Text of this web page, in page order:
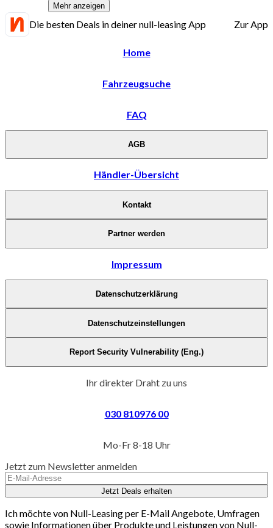
Mehr anzeigen
Die besten Deals in deiner null-leasing App Zur App
Home
Fahrzeugsuche
FAQ
AGB
Händler-Übersicht
Kontakt
Partner werden
Impressum
Datenschutzerklärung
Datenschutzeinstellungen
Report Security Vulnerability (Eng.)
Ihr direkter Draht zu uns
030 810976 00
Mo-Fr 8-18 Uhr
Jetzt zum Newsletter anmelden
Jetzt Deals erhalten
Ich möchte von Null-Leasing per E-Mail Angebote, Umfragen
sowie Informationen über Produkte und Leistungen von Null-